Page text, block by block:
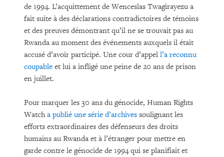
de 1994. L’acquittement de Wenceslas Twagirayezu a
fait suite à des déclarations contradictoires de témoins
et des preuves démontrant qu’il ne se trouvait pas au
Rwanda au moment des événements auxquels il était
accusé d’avoir participé. Une cour d’appel l’a reconnu
coupable et lui a infligé une peine de 20 ans de prison
en juillet.
Pour marquer les 30 ans du génocide, Human Rights
Watcha publié une série d’archives soulignant les
efforts extraordinaires des défenseurs des droits
humains au Rwanda et à l’étranger pour mettre en
garde contre le génocide de 1994 qui se planifiait et